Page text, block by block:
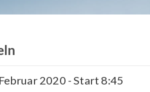
2020 - Start 8:45